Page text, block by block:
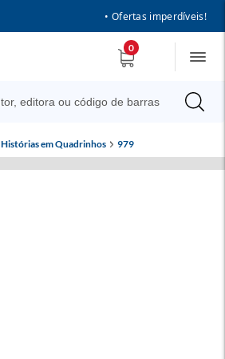
• Ofertas imperdíveis!
0
Histórias em Quadrinhos 979